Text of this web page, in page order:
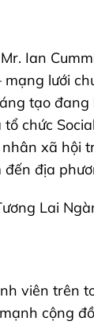
Ian
mạng lưới
tạo đang
chức Social
xã hội
địa
Lai
viên trên
cộng